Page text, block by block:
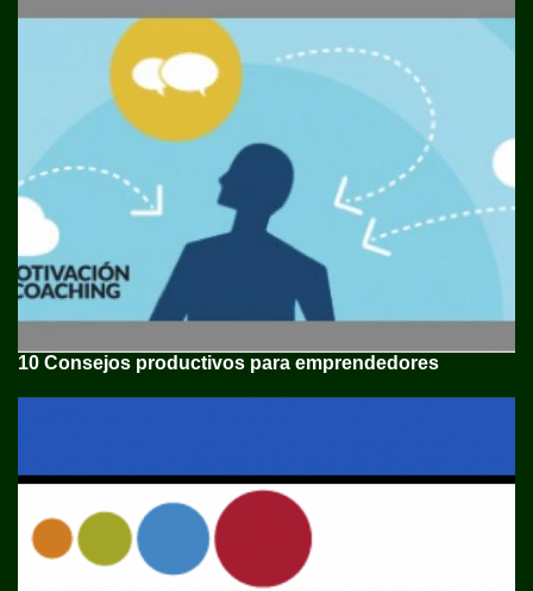
10 Consejos productivos para emprendedores